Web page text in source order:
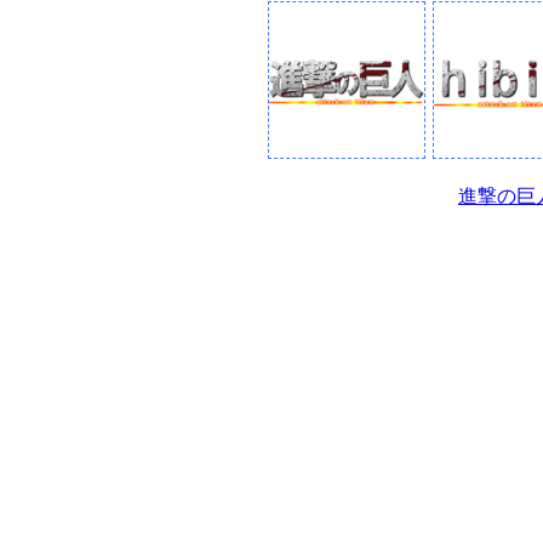
進撃の巨